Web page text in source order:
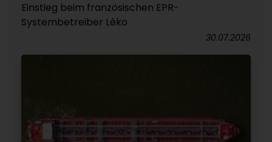
Einstieg beim französischen EPR-
Systembetreiber Léko
30.07.2026